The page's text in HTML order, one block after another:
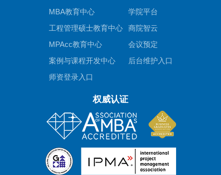
MBA教育中心
学院平台
工程管理硕士教育中心
商院智云
MPAcc教育中心
会议预定
案例与课程开发中心
后台维护入口
师资登录入口
权威认证